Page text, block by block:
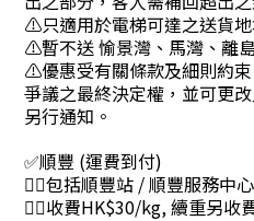
⚠只適用於電梯可達之送貨地
⚠暫不送 愉景灣、馬灣、離
⚠優惠受有關條款及細則約
爭議之最終決定權，並可更
另行通知。
✅順豐 (運費到付)
👉🏻包括順豐站 / 順豐服務中
👉🏻收費HK$30/kg, 續重另收